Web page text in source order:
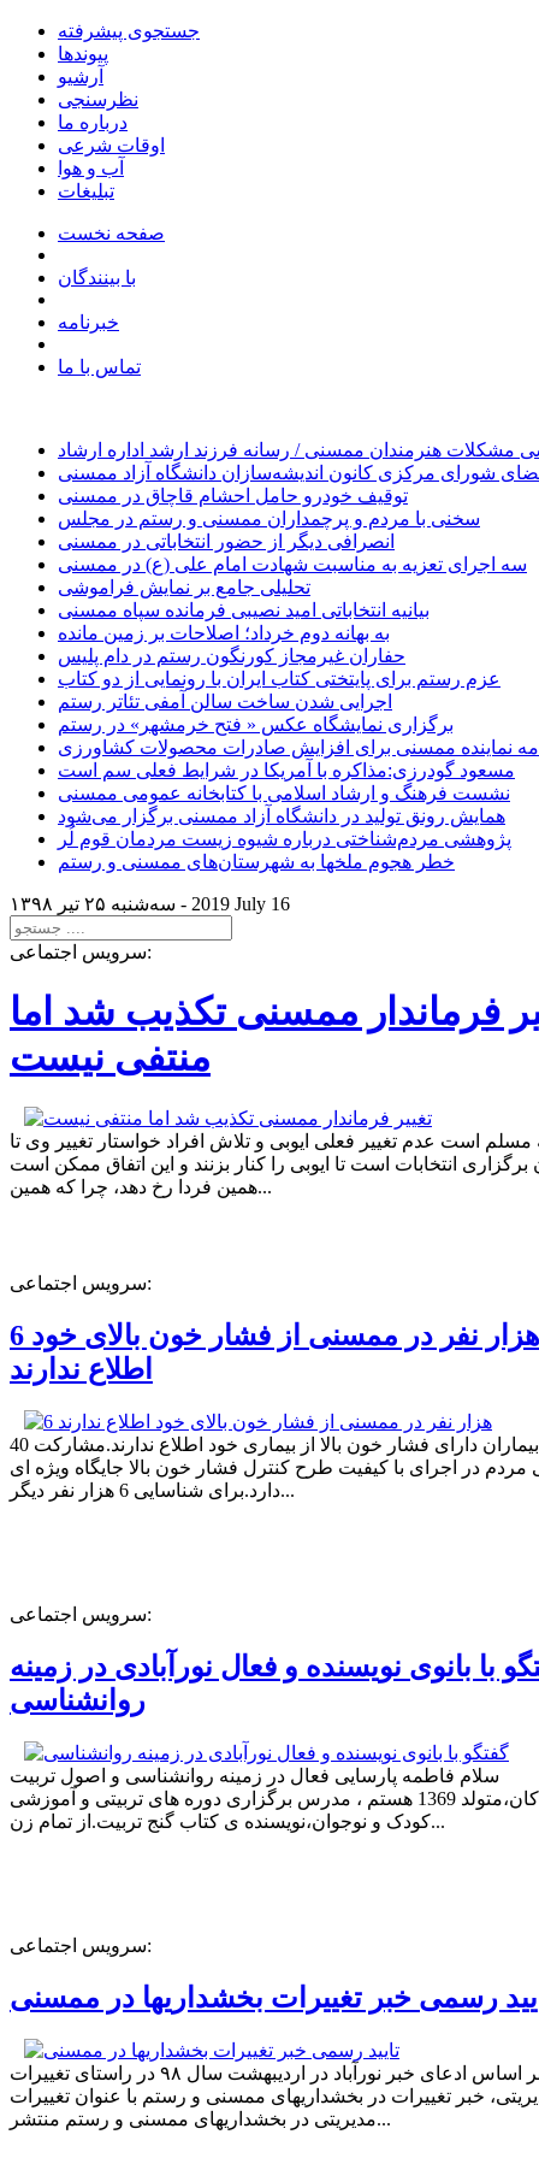
جستجوی پیشرفته
پیوندها
آرشیو
نظرسنجی
درباره ما
اوقات شرعی
آب و هوا
تبلیغات
صفحه نخست
با بینندگان
خبرنامه
تماس با ما
مشکلات هنرمندان ممسنی / رسانه فرزند ارشد اداره ارشاد
شورای مرکزی کانون اندیشه‌سازان دانشگاه آزاد ممسنی
توقیف خودرو حامل احشام قاچاق در ممسنی
سخنی با مردم و پرچمداران ممسنی و رستم در مجلس
انصرافی دیگر از حضور انتخاباتی در ممسنی
سه اجرای تعزیه به مناسبت شهادت امام علی (ع) در ممسنی
تحلیلی جامع بر نمایش فراموشی
بیانیه انتخاباتی امید نصیبی فرمانده سپاه ممسنی
به بهانه دوم خرداد؛ اصلاحات بر زمین مانده
حفاران غیرمجاز کورنگون رستم در دام پلیس
عزم رستم برای پایتختی کتاب ایران با رونمایی از دو کتاب
اجرایی شدن ساخت سالن آمفی تئاتر رستم
برگزاری نمایشگاه عکس « فتح خرمشهر» در رستم
نماینده ممسنی برای افزایش صادرات محصولات کشاورزی
مسعود گودرزی:مذاکره با آمریکا در شرایط فعلی سم است
نشست فرهنگ و ارشاد اسلامی با کتابخانه عمومی ممسنی
همایش رونق تولید در دانشگاه آزاد ممسنی برگزار می‌شود
پژوهشی مردم‌شناختی درباره شیوه زیست مردمان قوم لُر
خطر هجوم ملخها به شهرستان‌های ممسنی و رستم
سه‌شنبه ۲۵ تير ۱۳۹۸ - 2019 July 16
سرویس اجتماعی:
فرماندار ممسنی تکذیب شد اما
منتفی نیست
مسلم است عدم تغییر فعلی ایوبی و تلاش افراد خواستار تغییر وی تا
برگزاری انتخابات است تا ایوبی را کنار بزنند و این اتفاق ممکن است
همین فردا رخ دهد، چرا که همین...
سرویس اجتماعی:
6 هزار نفر در ممسنی از فشار خون بالای خود
اطلاع ندارند
40 درصد بیماران دارای فشار خون بالا از بیماری خود اطلاع ندارند.مشارکت
در اجرای با کیفیت طرح کنترل فشار خون بالا جایگاه ویژه ای
دارد.برای شناسایی 6 هزار نفر دیگر...
سرویس اجتماعی:
با بانوی نویسنده و فعال نورآبادی در زمینه
روانشناسی
سلام فاطمه پارسایی فعال در زمینه روانشناسی و اصول تربیت
کودکان،متولد 1369 هستم ، مدرس برگزاری دوره های تربیتی و آموزشی
کودک و نوجوان،نویسنده ی کتاب گنج تربیت.از تمام زن...
سرویس اجتماعی:
رسمی خبر تغییرات بخشداریها در ممسنی
بر اساس ادعای خبر نورآباد در اردیبهشت سال ۹۸ در راستای تغییرات
خبر تغییرات در بخشداریهای ممسنی و رستم با عنوان تغییرات
مدیریتی در بخشداریهای ممسنی و رستم منتشر...